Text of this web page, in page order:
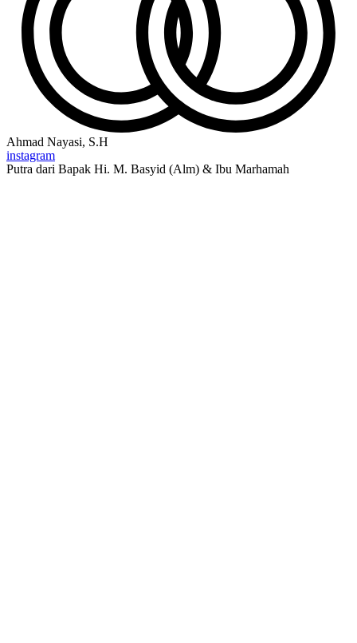
Ahmad Nayasi, S.H
instagram
Putra dari Bapak Hi. M. Basyid (Alm) & Ibu Marhamah